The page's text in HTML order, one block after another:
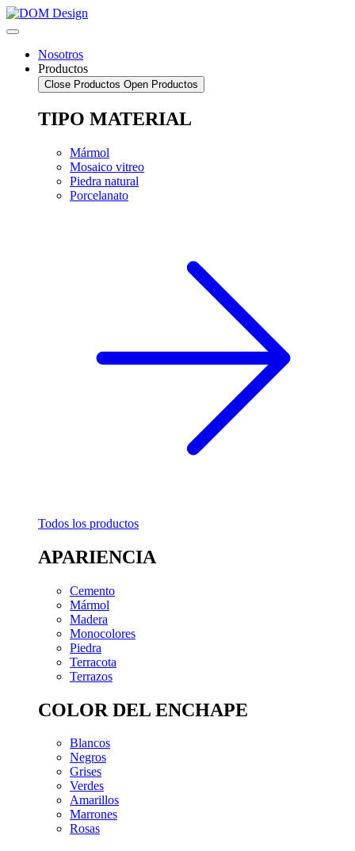
Saltar
al
Nosotros
Productos
Close Productos Open Productos
TIPO MATERIAL
Mármol
Mosaico vitreo
Piedra natural
Porcelanato
Todos los productos
APARIENCIA
Cemento
Mármol
Madera
Monocolores
Piedra
Terracota
Terrazos
COLOR DEL ENCHAPE
Blancos
Negros
Grises
Verdes
Amarillos
Marrones
Rosas